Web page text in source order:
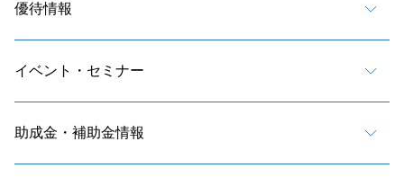
優待情報
イベント・セミナー
助成金・補助金情報